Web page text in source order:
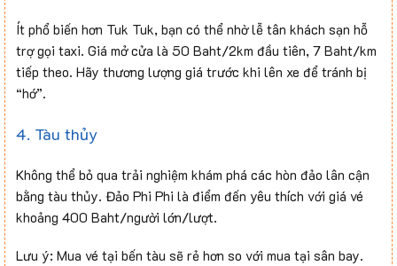
Ít phổ biến hơn Tuk Tuk, bạn có thể nhờ lễ tân khách sạn hỗ
trợ gọi taxi. Giá mở cửa là 50 Baht/2km đầu tiên, 7 Baht/km
tiếp theo. Hãy thương lượng giá trước khi lên xe để tránh bị
“hớ”.
4. Tàu thủy
Không thể bỏ qua trải nghiệm khám phá các hòn đảo lân cận
bằng tàu thủy. Đảo Phi Phi là điểm đến yêu thích với giá vé
khoảng 400 Baht/người lớn/lượt.
Lưu ý: Mua vé tại bến tàu sẽ rẻ hơn so với mua tại sân bay.